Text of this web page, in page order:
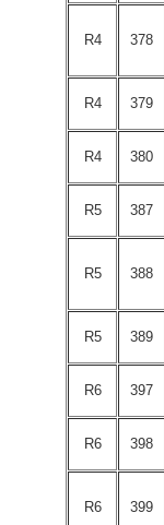
R4 378
R4 379
R4 380
R5 387
R5 388
R5 389
R6 397
R6 398
R6 399